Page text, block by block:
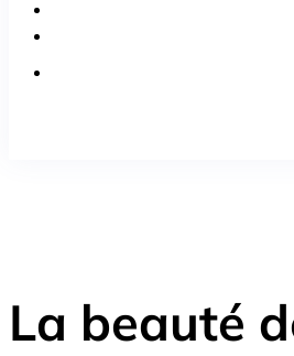
La beauté